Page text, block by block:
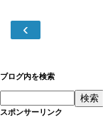
‹
ブログ内を検索
スポンサーリンク